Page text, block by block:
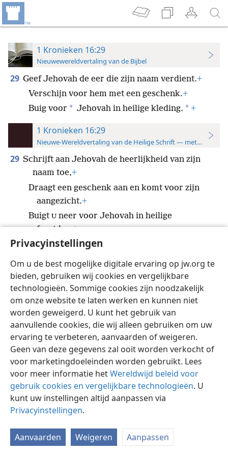
Privacyinstellingen
Om u de best mogelijke digitale ervaring op jw.org te
bieden, gebruiken wij cookies en vergelijkbare
technologieën. Sommige cookies zijn noodzakelijk
om onze website te laten werken en kunnen niet
worden geweigerd. U kunt het gebruik van
aanvullende cookies, die wij alleen gebruiken om uw
ervaring te verbeteren, aanvaarden of weigeren.
Geen van deze gegevens zal ooit worden verkocht of
voor marketingdoeleinden worden gebruikt. Lees
voor meer informatie hetWereldwijd beleid voor
gebruik cookies en vergelijkbare technologieën. U
kunt uw instellingen altijd aanpassen via
Privacyinstellingen.
Aanvaarden Weigeren Aanpassen
1 Kronieken 16:29
Nieuwewereldvertaling van de Bijbel
29 Geef Jehovah de eer die zijn naam verdient.+
Verschijn voor hem met een geschenk.+
Buig voor * Jehovah in heilige kleding. * +
1 Kronieken 16:29
Nieuwe-Wereldvertaling van de Heilige Schrift — met
29 Schrijft aan Jehovah de heerlijkheid van zijn
naam toe,+
Draagt een geschenk aan en komt voor zijn
aangezicht.+
Buigt U neer voor Jehovah in heilige
feestdos.+
Nederlands Instellingen
Copyright © 2026 Watch Tower Bible and Tract Society of Pennsylvania
Gebruiksvoorwaarden Privacybeleid
JW.ORG
Inloggen